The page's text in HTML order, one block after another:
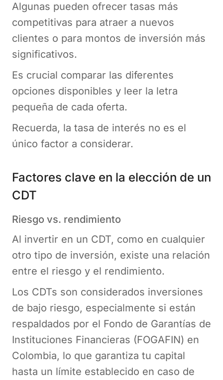
Algunas pueden ofrecer tasas más
competitivas para atraer a nuevos
clientes o para montos de inversión más
significativos.
Es crucial comparar las diferentes
opciones disponibles y leer la letra
pequeña de cada oferta.
Recuerda, la tasa de interés no es el
único factor a considerar.
Factores clave en la elección de un
CDT
Riesgo vs. rendimiento
Al invertir en un CDT, como en cualquier
otro tipo de inversión, existe una relación
entre el riesgo y el rendimiento.
Los CDTs son considerados inversiones
de bajo riesgo, especialmente si están
respaldados por el Fondo de Garantías de
Instituciones Financieras (FOGAFIN) en
Colombia, lo que garantiza tu capital
hasta un límite establecido en caso de